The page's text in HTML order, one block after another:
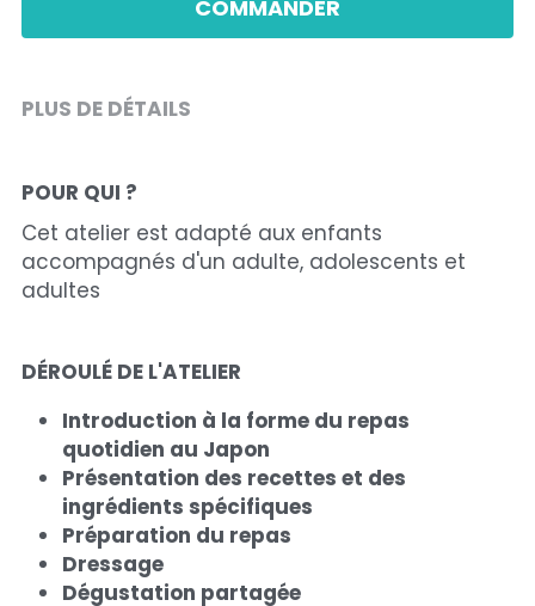
COMMANDER
PLUS DE DÉTAILS
POUR QUI ?
Cet atelier est adapté aux enfants
accompagnés d'un adulte, adolescents et
adultes
DÉROULÉ DE L'ATELIER
Introduction à la forme du repas
quotidien au Japon
Présentation des recettes et des
ingrédients spécifiques
Préparation du repas
Dressage
Dégustation partagée